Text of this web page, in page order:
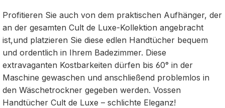
Profitieren Sie auch von dem praktischen Aufhänger, der
an der gesamten Cult de Luxe-Kollektion angebracht
ist,und platzieren Sie diese edlen Handtücher bequem
und ordentlich in Ihrem Badezimmer. Diese
extravaganten Kostbarkeiten dürfen bis 60° in der
Maschine gewaschen und anschließend problemlos in
den Wäschetrockner gegeben werden. Vossen
Handtücher Cult de Luxe – schlichte Eleganz!